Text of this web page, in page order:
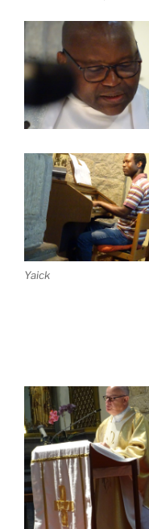
Yaick